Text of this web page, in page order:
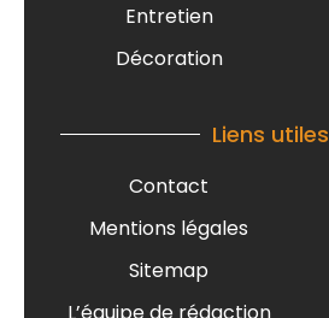
Entretien
Décoration
Liens utiles
Contact
Mentions légales
Sitemap
L’équipe de rédaction